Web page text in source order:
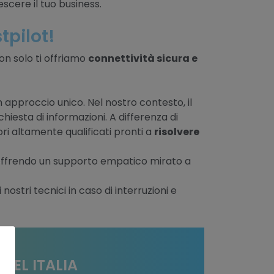
il tuo business.
solo ti offriamo connettività sicura e
approccio unico. Nel nostro contesto, il
di informazioni. A differenza di
altamente qualificati pronti a risolvere
un supporto empatico mirato a
tecnici in caso di interruzioni e
ITALIA